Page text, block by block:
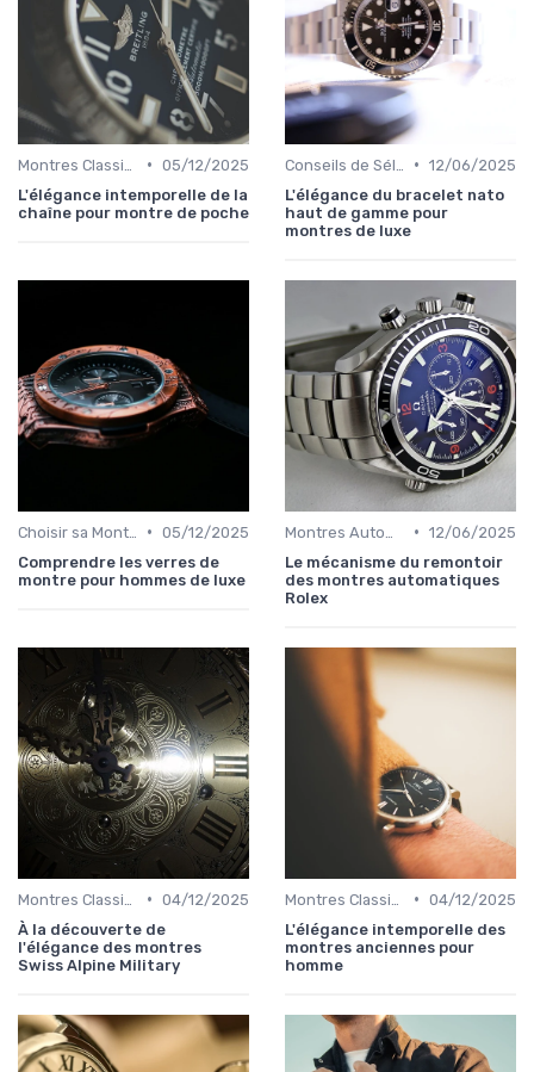
• 05/12/2025
L'élégance intemporelle de la
chaîne pour montre de poche
• 12/06/2025
L'élégance du bracelet nato
haut de gamme pour
montres de luxe
• 05/12/2025
Comprendre les verres de
montre pour hommes de luxe
• 12/06/2025
Le mécanisme du remontoir
des montres automatiques
Rolex
• 04/12/2025
À la découverte de
l'élégance des montres
Swiss Alpine Military
• 04/12/2025
L'élégance intemporelle des
montres anciennes pour
homme